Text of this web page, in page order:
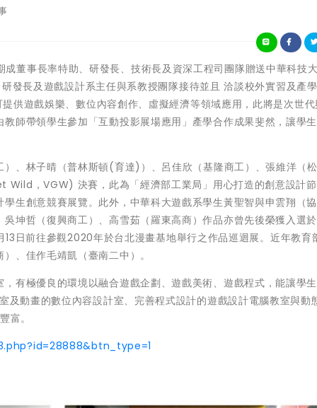
董事長率特助、研發長、技術長及資深工程司團隊贈送中華科技
長及遊戲設計系主任與系教授團隊接待並且 洽談校外實習及產
供遊戲娛樂、數位內容創作、虛擬經濟等領域應用，此將是次世
師帶領學生參加「互動投影展場應用」產學合作成果斐然，讓學
、林子晴（普林斯頓(育達)）、呂佳欣（基隆商工）、張維洋（
，VGW) 決賽，此為「經濟部工業局」用心打造的創意設計
生創意競賽展覽。此外，中華科大遊戲系學生黃聖智與申雲翔（
坤哲（復興商工）、高雪茹（羅東高商）作品亦曾先後榮獲入選
日前往參觀2020年於台北漫畫基地舉行之作品巡迴展。近年教育
、佳作毛靖凱（臺南二中）。
有極優良的環境以融合遊戲企劃、遊戲美術、遊戲程式，能讓學
動畫的數位內容設計室、完善程式設計的遊戲設計電腦教室與動
富。